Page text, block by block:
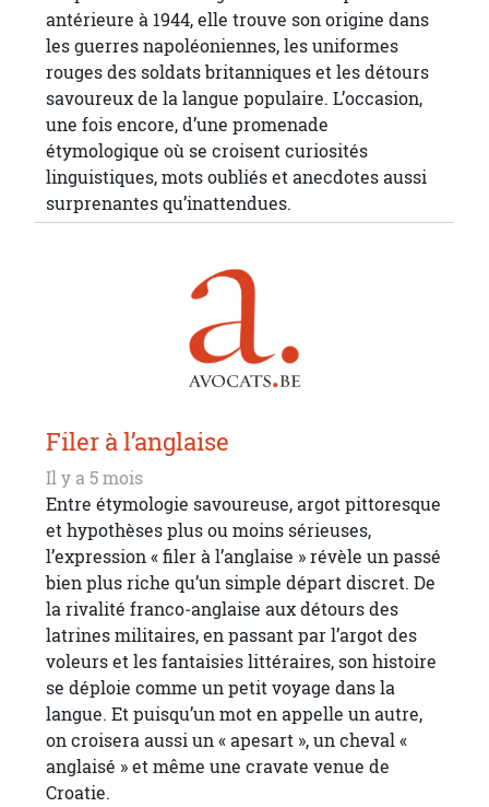
antérieure à 1944, elle trouve son origine dans
les guerres napoléoniennes, les uniformes
rouges des soldats britanniques et les détours
savoureux de la langue populaire. L’occasion,
une fois encore, d’une promenade
étymologique où se croisent curiosités
linguistiques, mots oubliés et anecdotes aussi
surprenantes qu’inattendues.
Filer à l’anglaise
Il y a 5 mois
Entre étymologie savoureuse, argot pittoresque
et hypothèses plus ou moins sérieuses,
l’expression « filer à l’anglaise » révèle un passé
bien plus riche qu’un simple départ discret. De
la rivalité franco‑anglaise aux détours des
latrines militaires, en passant par l’argot des
voleurs et les fantaisies littéraires, son histoire
se déploie comme un petit voyage dans la
langue. Et puisqu’un mot en appelle un autre,
on croisera aussi un « apesart », un cheval «
anglaisé » et même une cravate venue de
Croatie.